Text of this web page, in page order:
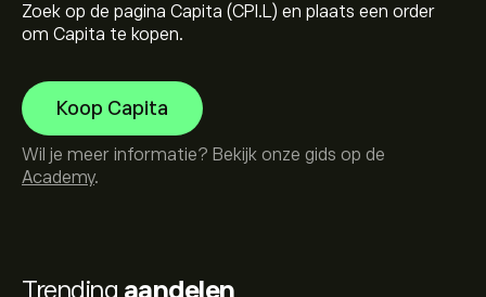
Trending aandelen
Zoek op de pagina Capita (CPI.L) en plaats een order
om Capita te kopen.
Koop Capita
Wil je meer informatie? Bekijk onze gids op de
Academy.